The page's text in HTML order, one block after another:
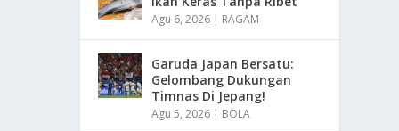
Agu 6, 2026 | RAGAM
Garuda Japan Bersatu:
Gelombang Dukungan
Timnas Di Jepang!
Agu 5, 2026 | BOLA